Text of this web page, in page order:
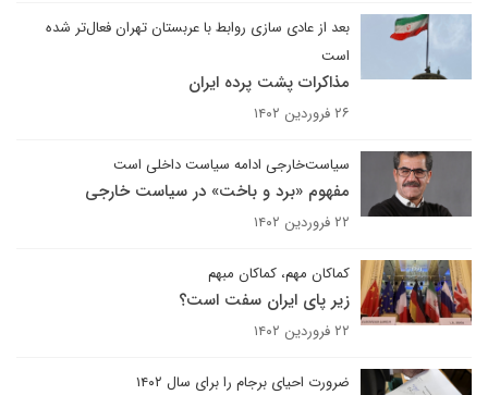
بعد از عادی سازی روابط با عربستان تهران فعال‌تر شده
است
مذاکرات پشت پرده ایران
۲۶ فروردین ۱۴۰۲
سیاست‌خارجی ادامه سیاست داخلی است
مفهوم «برد و باخت‌» در سیاست خارجی
۲۲ فروردین ۱۴۰۲
کماکان مهم، کماکان مبهم
زیر پای ایران سفت است؟
۲۲ فروردین ۱۴۰۲
ضرورت احیای برجام را برای سال ۱۴۰۲